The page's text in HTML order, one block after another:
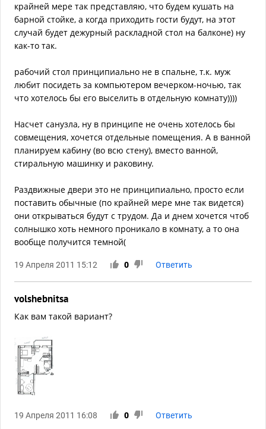
крайней мере так представляю, что будем кушать на
барной стойке, а когда приходить гости будут, на этот
случай будет дежурный раскладной стол на балконе) ну
как-то так.
рабочий стол принципиально не в спальне, т.к. муж
любит посидеть за компьютером вечерком-ночью, так
что хотелось бы его выселить в отдельную комнату))))
Насчет санузла, ну в принципе не очень хотелось бы
совмещения, хочется отдельные помещения. А в ванной
планируем кабину (во всю стену), вместо ванной,
стиральную машинку и раковину.
Раздвижные двери это не принципиально, просто если
поставить обычные (по крайней мере мне так видется)
они открываться будут с трудом. Да и днем хочется чтоб
солнышко хоть немного проникало в комнату, а то она
вообще получится темной(
19 Апреля 2011 15:12 0 Ответить
volshebnitsa
Как вам такой вариант?
19 Апреля 2011 16:08 0 Ответить